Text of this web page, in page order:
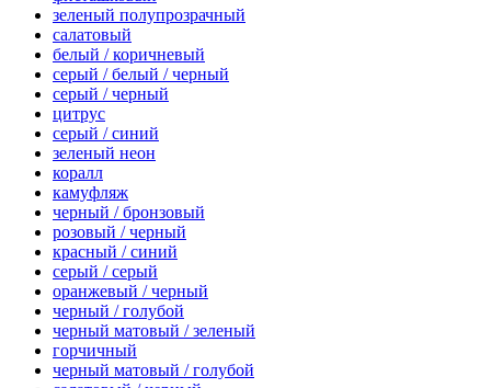
зеленый полупрозрачный
салатовый
белый / коричневый
серый / белый / черный
серый / черный
цитрус
серый / синий
зеленый неон
коралл
камуфляж
черный / бронзовый
розовый / черный
красный / синий
серый / серый
оранжевый / черный
черный / голубой
черный матовый / зеленый
горчичный
черный матовый / голубой